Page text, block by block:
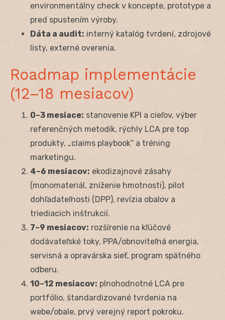
environmentálny check v koncepte, prototype a
pred spustením výroby.
Dáta a audit: interný katalóg tvrdení, zdrojové
listy, externé overenia.
Roadmap implementácie
(12–18 mesiacov)
0–3 mesiace: stanovenie KPI a cieľov, výber
referenčných metodík, rýchly LCA pre top
produkty, „claims playbook“ a tréning
marketingu.
4–6 mesiacov: ekodizajnové zásahy
(monomateriál, zníženie hmotnosti), pilot
dohľadateľnosti (DPP), revízia obalov a
triediacich inštrukcií.
7–9 mesiacov: rozšírenie na kľúčové
dodávateľské toky, PPA/obnoviteľná energia,
servisná a opravárska sieť, program spätného
odberu.
10–12 mesiacov: plnohodnotné LCA pre
portfólio, štandardizované tvrdenia na
webe/obale, prvý verejný report pokroku.